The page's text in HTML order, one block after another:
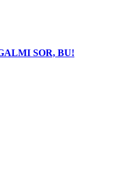
SOR, BU!